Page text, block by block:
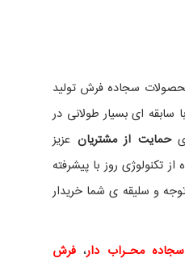
سجاده فرش تولید
با سابقه ای بسیار طولانی در
حمایت از مشتریان عزیز
از تکنولوژی روز با پیشرفته
و سلیقه ی شما خریدار
سجاده محـراب دار، فرش